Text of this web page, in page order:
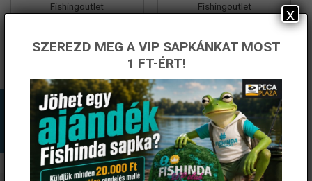
Fishingoutlet
Fishingoutlet
SZEREZD MEG A VIP SAPKÁNKAT MOST
1 FT-ÉRT!
x